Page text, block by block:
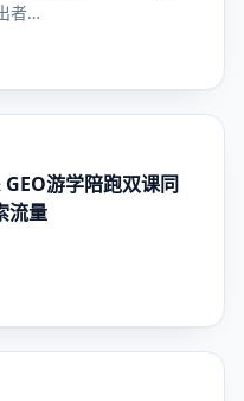
者…
游学陪跑双课同
流量